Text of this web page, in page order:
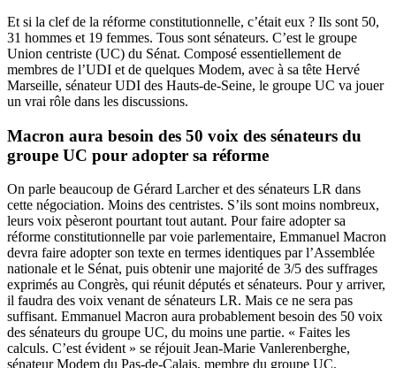
Et si la clef de la réforme constitutionnelle, c’était eux ? Ils sont 50,
31 hommes et 19 femmes. Tous sont sénateurs. C’est le groupe
Union centriste (UC) du Sénat. Composé essentiellement de
membres de l’UDI et de quelques Modem, avec à sa tête Hervé
Marseille, sénateur UDI des Hauts-de-Seine, le groupe UC va jouer
un vrai rôle dans les discussions.
Macron aura besoin des 50 voix des sénateurs du
groupe UC pour adopter sa réforme
On parle beaucoup de Gérard Larcher et des sénateurs LR dans
cette négociation. Moins des centristes. S’ils sont moins nombreux,
leurs voix pèseront pourtant tout autant. Pour faire adopter sa
réforme constitutionnelle par voie parlementaire, Emmanuel Macron
devra faire adopter son texte en termes identiques par l’Assemblée
nationale et le Sénat, puis obtenir une majorité de 3/5 des suffrages
exprimés au Congrès, qui réunit députés et sénateurs. Pour y arriver,
il faudra des voix venant de sénateurs LR. Mais ce ne sera pas
suffisant. Emmanuel Macron aura probablement besoin des 50 voix
des sénateurs du groupe UC, du moins une partie. « Faites les
calculs. C’est évident » se réjouit Jean-Marie Vanlerenberghe,
sénateur Modem du Pas-de-Calais, membre du groupe UC.